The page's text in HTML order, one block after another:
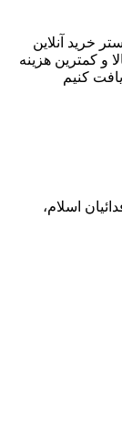
خرید آنلاین
و کمترین هزینه
کنیم
انتهای فدائیان اسلام،